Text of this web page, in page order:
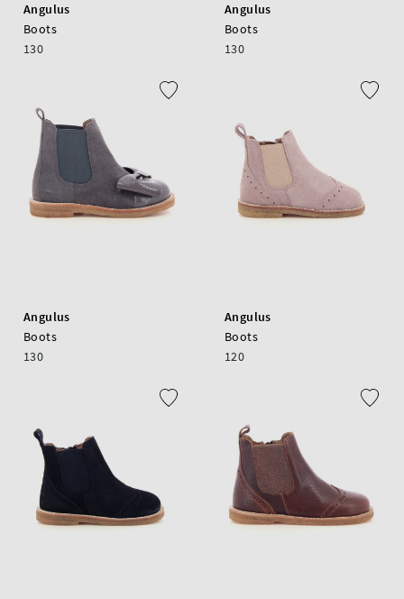
Angulus
Boots
130
Angulus
Boots
130
Angulus
Boots
130
Angulus
Boots
120